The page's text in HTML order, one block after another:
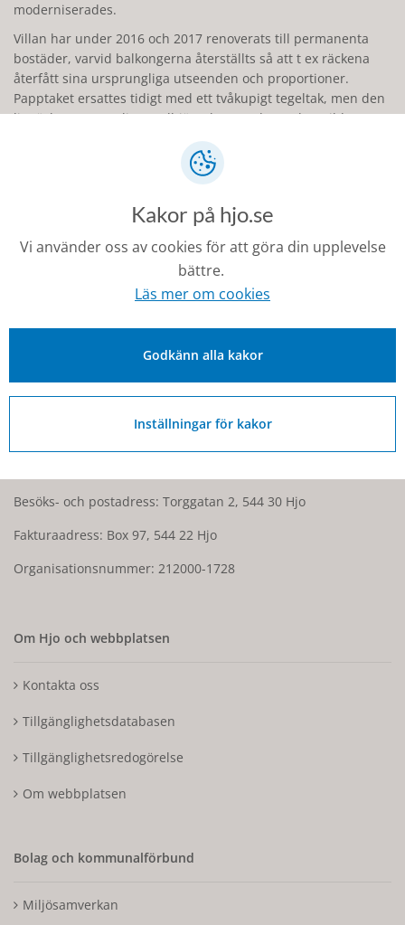
moderniserades.
Villan har under 2016 och 2017 renoverats till permanenta
bostäder, varvid balkongerna återställts så att t ex räckena
återfått sina ursprungliga utseenden och proportioner.
Papptaket ersattes tidigt med ett tvåkupigt tegeltak, men den
listtäckta pappen ligger alltjämt kvar under teglet. Bilden
visar byggnaden före renoveringen.
Antikvariskt värdefulla delar: Exteriörer, det centrala
trapphuset med spiraltrappa av trä.
Text och foto: Thomas Carlqvist
Kontakt
0503-350 00
Besöks- och postadress: Torggatan 2, 544 30 Hjo
Fakturaadress: Box 97, 544 22 Hjo
Organisationsnummer: 212000-1728
Om Hjo och webbplatsen
Kontakta oss
Tillgänglighetsdatabasen
Tillgänglighetsredogörelse
Om webbplatsen
Bolag och kommunalförbund
Miljösamverkan
Kakor på hjo.se
Vi använder oss av cookies för att göra din upplevelse
bättre.
Läs mer om cookies
Godkänn alla kakor
Inställningar för kakor